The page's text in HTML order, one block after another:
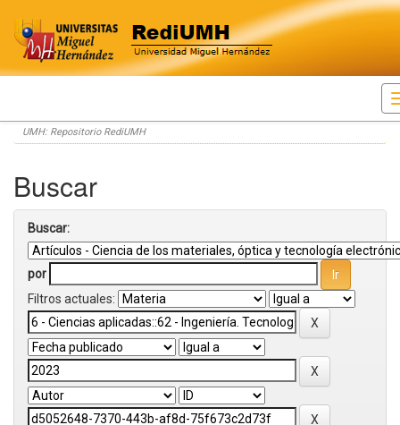
Skip
navigation
UMH: Repositorio RediUMH
Buscar
Buscar:
por
Filtros actuales: